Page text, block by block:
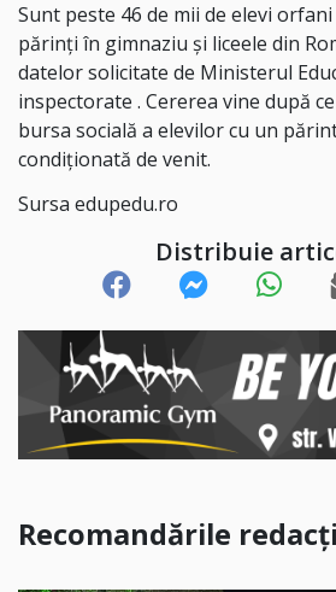
Sunt peste 46 de mii de elevi
părinți în gimnaziu și liceele din
datelor solicitate de Ministerul
inspectorate . Cererea vine după
bursa socială a elevilor cu un
condiționată de venit.
Sursa edupedu.ro
Distribuie
Recomandările